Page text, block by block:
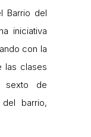
Barrio del
iniciativa
con la
las clases
sexto de
barrio,